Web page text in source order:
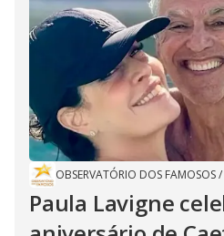
OBSERVATÓRIO DOS FAMOSOS/
Paula Lavigne